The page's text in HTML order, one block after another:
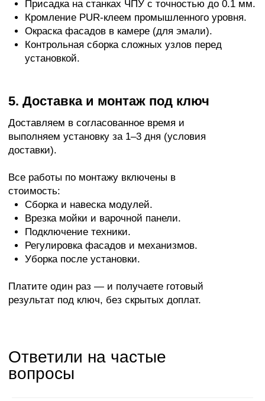
Шкафы-купе
Встроенные, корпусные и радиусные шкафы-
купе с раздвижными системами Komandor.
Зеркальные, матовые и комбинированные
двери. Индивидуальное наполнение под ваши
Кровати с мягким изголовьем, прикроватные
тумбы, комоды, туалетные столики и встроенные
шкафы — всё в едином стиле и точно по
системы хранения с выдвижными ящиками в
основании кровати. Фасады из МДФ, экошпона
или эмали на выбор
Мебель для ванной
Проектируем гардеробные комнаты от 1,5 м² с
эргономичными системами хранения — штанги,
выдвижные ящики, полки, корзины. Работаем с
пеналы из влагостойкого МДФ. Выдерживают
перепады температуры и влажность до 80%.